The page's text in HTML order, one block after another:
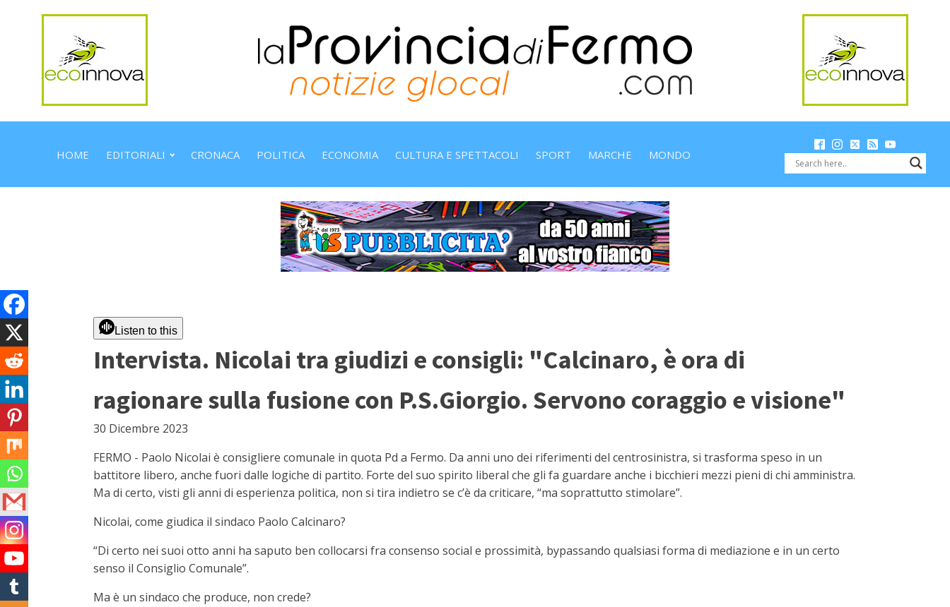
HOME EDITORIALI CRONACA POLITICA ECONOMIA CULTURA E SPETTACOLI SPORT MARCHE MONDO
Listen to this
Intervista. Nicolai tra giudizi e consigli: "Calcinaro, è ora di
ragionare sulla fusione con P.S.Giorgio. Servono coraggio e visione"
30 Dicembre 2023
FERMO - Paolo Nicolai è consigliere comunale in quota Pd a Fermo. Da anni uno dei riferimenti del centrosinistra, si trasforma speso in un
battitore libero, anche fuori dalle logiche di partito. Forte del suo spirito liberal che gli fa guardare anche i bicchieri mezzi pieni di chi amministra.
Ma di certo, visti gli anni di esperienza politica, non si tira indietro se c’è da criticare, “ma soprattutto stimolare”.
Nicolai, come giudica il sindaco Paolo Calcinaro?
“Di certo nei suoi otto anni ha saputo ben collocarsi fra consenso social e prossimità, bypassando qualsiasi forma di mediazione e in un certo
senso il Consiglio Comunale”.
Ma è un sindaco che produce, non crede?